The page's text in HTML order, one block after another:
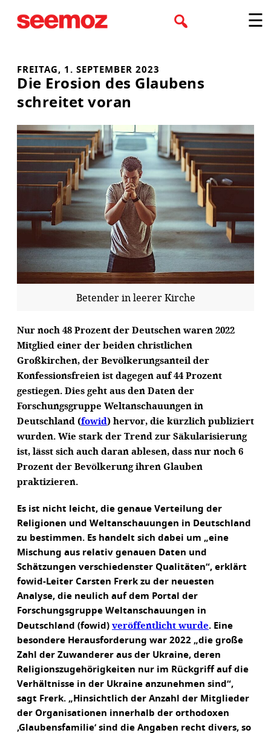
Inhalt
☰
FREITAG, 1. SEPTEMBER 2023
Die Erosion des Glaubens
schreitet voran
Betender in leerer Kirche
Nur noch 48 Prozent der Deutschen waren 2022
Mitglied einer der beiden christlichen
Großkirchen, der Bevölkerungsanteil der
Konfessionsfreien ist dagegen auf 44 Prozent
gestiegen. Dies geht aus den Daten der
Forschungsgruppe Weltanschauungen in
Deutschland (fowid) hervor, die kürzlich publiziert
wurden. Wie stark der Trend zur Säkularisierung
ist, lässt sich auch daran ablesen, dass nur noch 6
Prozent der Bevölkerung ihren Glauben
praktizieren.
Es ist nicht leicht, die genaue Verteilung der
Religionen und Weltanschauungen in Deutschland
zu bestimmen. Es handelt sich dabei um „eine
Mischung aus relativ genauen Daten und
Schätzungen verschiedenster Qualitäten“, erklärt
fowid-Leiter Carsten Frerk zu der neuesten
Analyse, die neulich auf dem Portal der
Forschungsgruppe Weltanschauungen in
Deutschland (fowid) veröffentlicht wurde. Eine
besondere Herausforderung war 2022 „die große
Zahl der Zuwanderer aus der Ukraine, deren
Religionszugehörigkeiten nur im Rückgriff auf die
Verhältnisse in der Ukraine anzunehmen sind“,
sagt Frerk. „Hinsichtlich der Anzahl der Mitglieder
der Organisationen innerhalb der orthodoxen
‚Glaubensfamilie‘ sind die Angaben recht divers, so